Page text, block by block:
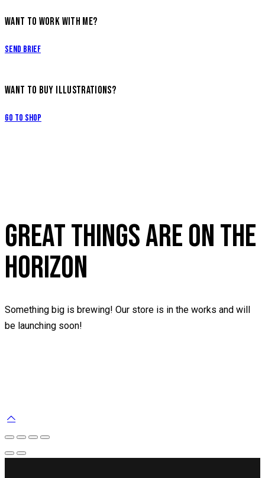
WANT TO WORK WITH ME?
Send Brief
WANT TO BUY ILLUSTRATIONS?
Go to Shop
GREAT THINGS ARE ON THE
HORIZON
Something big is brewing! Our store is in the works and will
be launching soon!